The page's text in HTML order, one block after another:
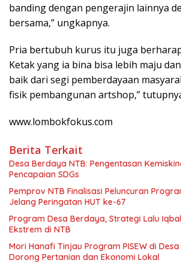
banding dengan pengerajin lainnya
bersama,” ungkapnya.
Pria bertubuh kurus itu juga
Ketak yang ia bina bisa lebih maju
baik dari segi pemberdayaan
fisik pembangunan artshop,”
www.lombokfokus.com
Berita Terkait
Desa Berdaya NTB: Pengentasan
Pencapaian SDGs
Pemprov NTB Finalisasi Peluncuran
Jelang Peringatan HUT ke-67
Program Desa Berdaya, Strategi Lalu
Ekstrem di NTB
Mori Hanafi Tinjau Program PISEW di
Dorong Pertanian dan Ekonomi Lokal